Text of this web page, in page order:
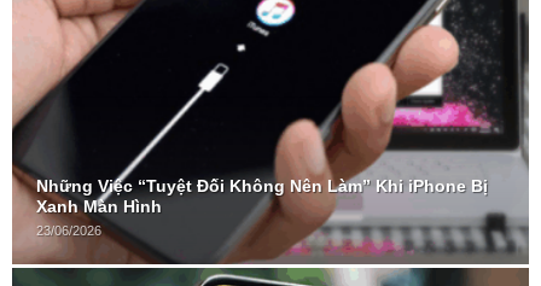
Những Việc “Tuyệt Đối Không Nên Làm” Khi iPhone Bị
Xanh Màn Hình
23/06/2026